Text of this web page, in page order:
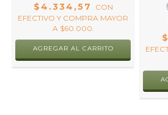
$4.334,57
CON
EFECTIVO Y COMPRA MAYOR
A $60.000.
AGREGAR AL CARRITO